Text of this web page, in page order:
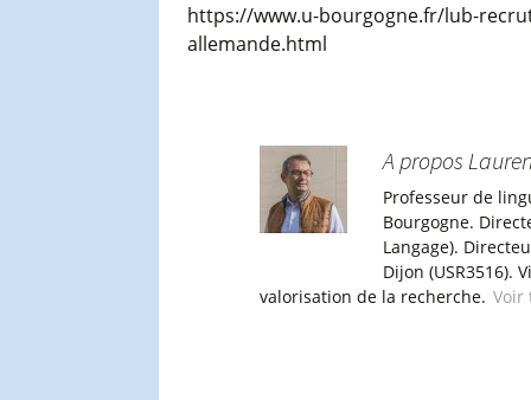
https://www.u-bourgogne.fr/lub-
allemande.html
A propos
Professeur de
Bourgogne.
Langage).
Dijon (USR3516).
valorisation de la recherche. Voir